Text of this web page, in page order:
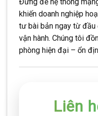
khiến doanh nghiệp
tư bài bản ngay từ đầu
vận hành. Chúng tôi
phòng hiện đại – ổn
Liên